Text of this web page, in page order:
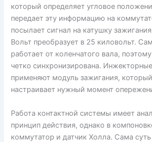
который определяет угловое
передает эту информацию на
посылает сигнал на катушку
Вольт преобразует в 25 киловольт.
работает от коленчатого вала,
четко синхронизирована.
применяют модуль зажигания,
настраивает нужный момент
Работа контактной системы имеет
принцип действия, однако в
коммутатор и датчик Холла. Сама